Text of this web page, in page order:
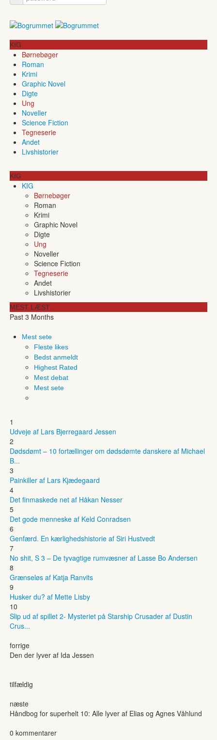
KIG
Børnebøger
Roman
Krimi
Graphic Novel
Digte
Ung
Noveller
Science Fiction
Tegneserie
Andet
Livshistorier
KIG
KIG
Børnebøger
Roman
Krimi
Graphic Novel
Digte
Ung
Noveller
Science Fiction
Tegneserie
Andet
Livshistorier
MEST LÆST
Past 3 Months
Mest sete
Fleste likes
Bedst anmeldt
Highest Rated
Mest debat
Mest sete
1
Udveje af Lars Bjerregaard Jessen
2
Dødsdømt – 10 fortællinger om dødsdømte danskere af Michael
B...
3
Painkiller af Lars Kjædegaard
4
Det finmaskede net af Håkan Nesser
5
Det gode menneske af Keld Conradsen
6
Genfærd. En kærlighedshistorie af Siri Hustvedt
7
No shit, S 3 – De tyvagtige rumvæsner af Lasse Bo Andersen
8
Grænseløs af Katja Ranvits
9
Husker du? af Mette Lisby
10
Slip ud af spillet 2- Mysteriet på Starship Crusader af Dustin
Crus...
forrige
Den der lyver af Ida Jessen
tilfældig
næste
Håndbog for superhelt 10: Alle lyver af Elias og Agnes Våhlund
0 kommentarer